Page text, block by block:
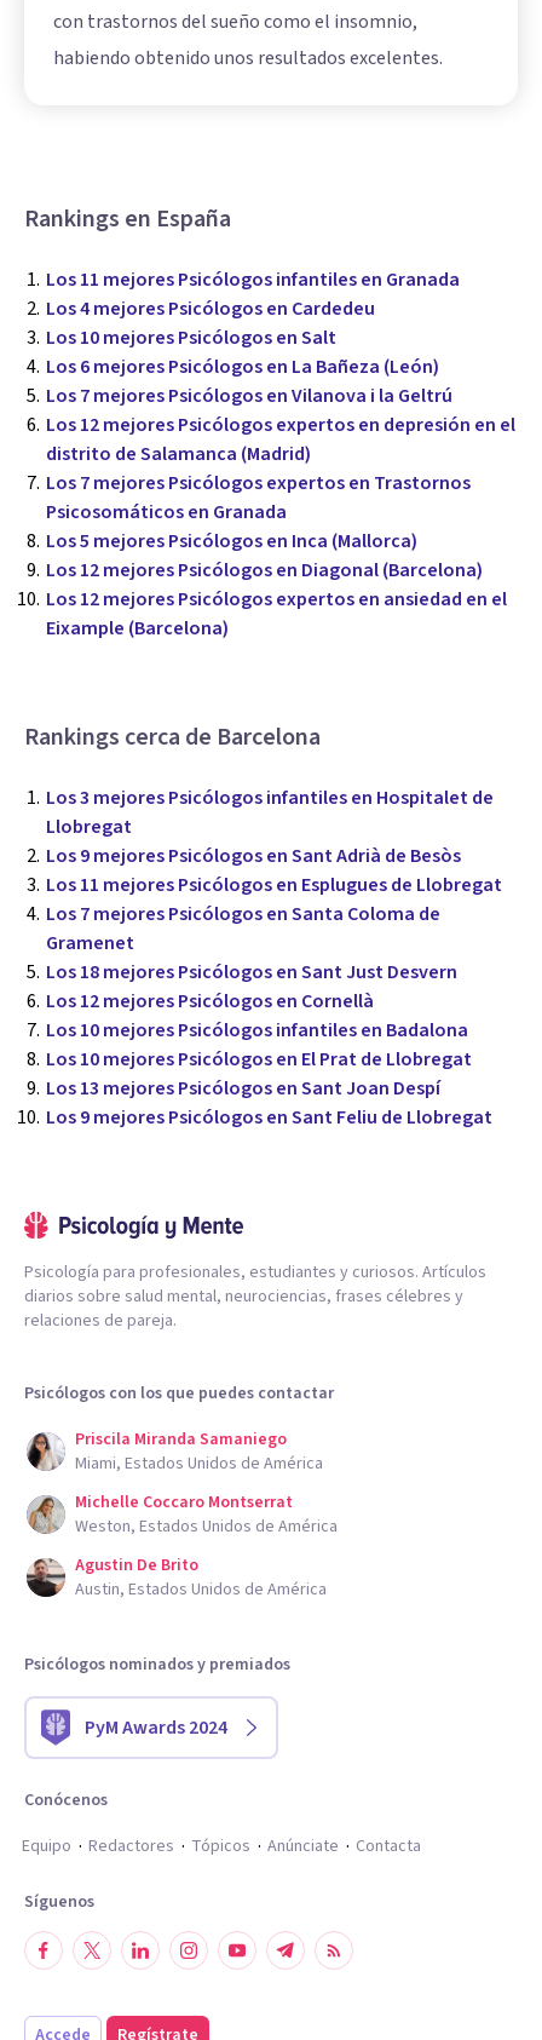
con trastornos del sueño como el insomnio,
habiendo obtenido unos resultados excelentes.
Rankings en España
Los 11 mejores Psicólogos infantiles en Granada
Los 4 mejores Psicólogos en Cardedeu
Los 10 mejores Psicólogos en Salt
Los 6 mejores Psicólogos en La Bañeza (León)
Los 7 mejores Psicólogos en Vilanova i la Geltrú
Los 12 mejores Psicólogos expertos en depresión en el
distrito de Salamanca (Madrid)
Los 7 mejores Psicólogos expertos en Trastornos
Psicosomáticos en Granada
Los 5 mejores Psicólogos en Inca (Mallorca)
Los 12 mejores Psicólogos en Diagonal (Barcelona)
Los 12 mejores Psicólogos expertos en ansiedad en el
Eixample (Barcelona)
Rankings cerca de Barcelona
Los 3 mejores Psicólogos infantiles en Hospitalet de
Llobregat
Los 9 mejores Psicólogos en Sant Adrià de Besòs
Los 11 mejores Psicólogos en Esplugues de Llobregat
Los 7 mejores Psicólogos en Santa Coloma de
Gramenet
Los 18 mejores Psicólogos en Sant Just Desvern
Los 12 mejores Psicólogos en Cornellà
Los 10 mejores Psicólogos infantiles en Badalona
Los 10 mejores Psicólogos en El Prat de Llobregat
Los 13 mejores Psicólogos en Sant Joan Despí
Los 9 mejores Psicólogos en Sant Feliu de Llobregat
Psicología para profesionales, estudiantes y curiosos. Artículos
diarios sobre salud mental, neurociencias, frases célebres y
relaciones de pareja.
Psicólogos con los que puedes contactar
Priscila Miranda Samaniego
Miami, Estados Unidos de América
Michelle Coccaro Montserrat
Weston, Estados Unidos de América
Agustin De Brito
Austin, Estados Unidos de América
Psicólogos nominados y premiados
PyM Awards 2024
Conócenos
Equipo
Redactores Tópicos Anúnciate Contacta
Síguenos
Accede Regístrate